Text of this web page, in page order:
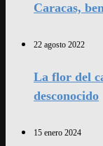
Caracas,
22 agosto 2022
La flor del
desconocido
15 enero 2024